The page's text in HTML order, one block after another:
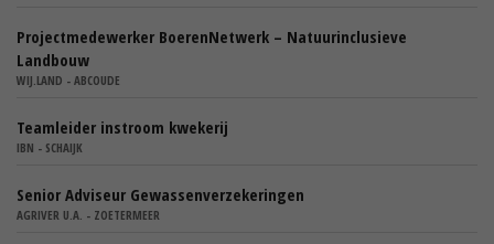
Projectmedewerker BoerenNetwerk – Natuurinclusieve
Landbouw
WIJ.LAND - ABCOUDE
Teamleider instroom kwekerij
IBN - SCHAIJK
Senior Adviseur Gewassenverzekeringen
AGRIVER U.A. - ZOETERMEER